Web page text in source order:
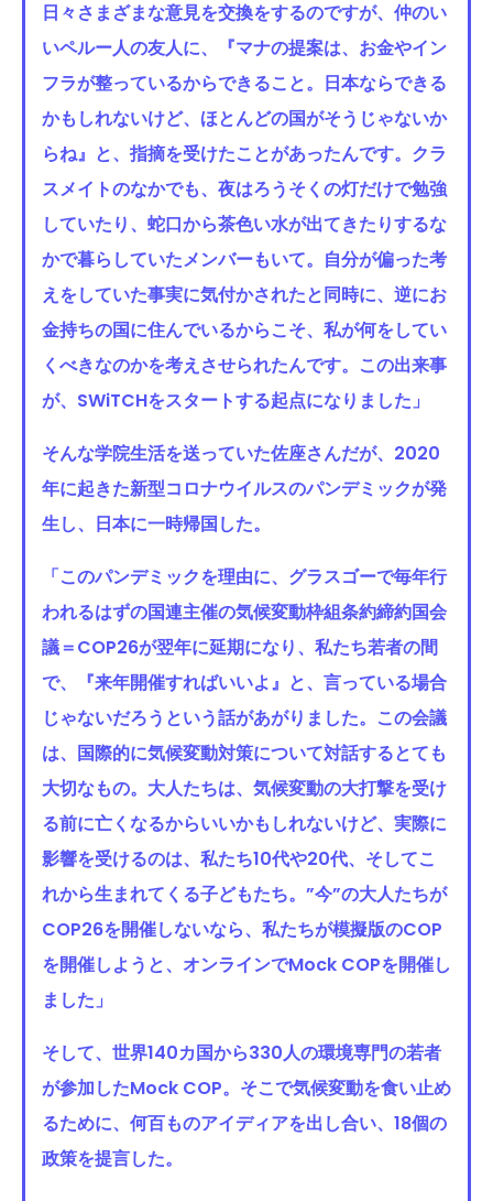
日々さまざまな意見を交換をするのですが、仲のい
いペルー人の友人に、『マナの提案は、お金やイン
フラが整っているからできること。日本ならできる
かもしれないけど、ほとんどの国がそうじゃないか
らね』と、指摘を受けたことがあったんです。クラ
スメイトのなかでも、夜はろうそくの灯だけで勉強
していたり、蛇口から茶色い水が出てきたりするな
かで暮らしていたメンバーもいて。自分が偏った考
えをしていた事実に気付かされたと同時に、逆にお
金持ちの国に住んでいるからこそ、私が何をしてい
くべきなのかを考えさせられたんです。この出来事
が、SWiTCHをスタートする起点になりました」
そんな学院生活を送っていた佐座さんだが、2020
年に起きた新型コロナウイルスのパンデミックが発
生し、日本に一時帰国した。
「このパンデミックを理由に、グラスゴーで毎年行
われるはずの国連主催の気候変動枠組条約締約国会
議＝COP26が翌年に延期になり、私たち若者の間
で、『来年開催すればいいよ』と、言っている場合
じゃないだろうという話があがりました。この会議
は、国際的に気候変動対策について対話するとても
大切なもの。大人たちは、気候変動の大打撃を受け
る前に亡くなるからいいかもしれないけど、実際に
影響を受けるのは、私たち10代や20代、そしてこ
れから生まれてくる子どもたち。”今”の大人たちが
COP26を開催しないなら、私たちが模擬版のCOP
を開催しようと、オンラインでMock COPを開催し
ました」
そして、世界140カ国から330人の環境専門の若者
が参加したMock COP。そこで気候変動を食い止め
るために、何百ものアイディアを出し合い、18個の
政策を提言した。